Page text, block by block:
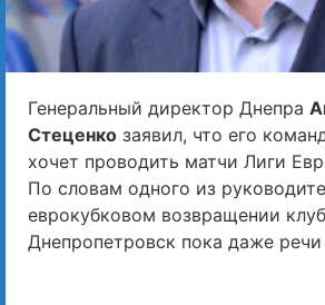
Генеральный директор Днепра
Стеценко заявил, что его
хочет проводить матчи Лиги
По словам одного из
еврокубковом возвращении
Днепропетровск пока даже